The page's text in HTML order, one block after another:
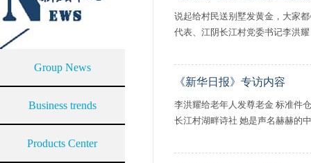
Group News
Business trends
Products Center
说起给村民送别墅发黄金，大家
代表、江阴长江村党委书记李洪
《新华日报》专访内容
李洪耀给老年人发尊老金 标准件
长江村湖畔诗社 她是声名赫赫的